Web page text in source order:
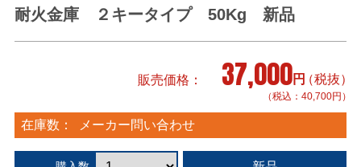
耐火金庫 ２キータイプ 50Kg 新品
販売価格 37,000円（税抜）
（税込：40,700円）
在庫数： メーカー問い合わせ